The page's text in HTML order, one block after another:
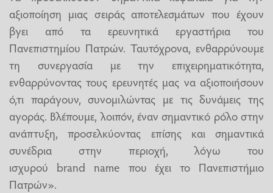
αξιοποίηση μιας σειράς αποτελεσμάτων που έχουν
βγει από τα ερευνητικά εργαστήρια του
Πανεπιστημίου Πατρών. Ταυτόχρονα, ενθαρρύνουμε
τη συνεργασία με την επιχειρηματικότητα,
ενθαρρύνοντας τους ερευνητές μας να αξιοποιήσουν
ό,τι παράγουν, συνομιλώντας με τις δυνάμεις της
αγοράς. Βλέπουμε, λοιπόν, έναν σημαντικό ρόλο στην
ανάπτυξη, προσελκύοντας επίσης και σημαντικά
συνέδρια στην περιοχή, λόγω του
ισχυρού brand name που έχει το Πανεπιστήμιο
Πατρών».